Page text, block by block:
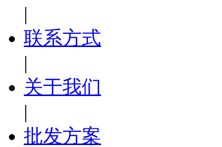
|
联系方式
|
关于我们
|
批发方案